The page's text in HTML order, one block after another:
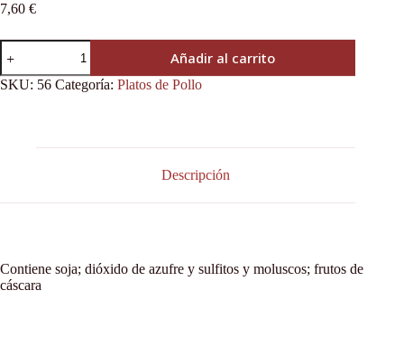
7,60 €
Añadir al carrito
SKU: 56 Categoría: Platos de Pollo
Descripción
Contiene soja; dióxido de azufre y sulfitos y moluscos; frutos de
cáscara